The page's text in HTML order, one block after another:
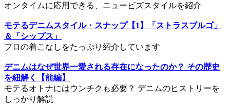
オンタイムに応用できる、ニュービズスタイルを紹介
モテるデニムスタイル・スナップ【1】「ストラスブルゴ」
＆「シップス」
プロの着こなしをたっぷり紹介しています
デニムはなぜ世界一愛される存在になったのか？ その歴史
を紐解く【前編】
モテるオトナにはウンチクも必要？ デニムのヒストリーを
しっかり解説